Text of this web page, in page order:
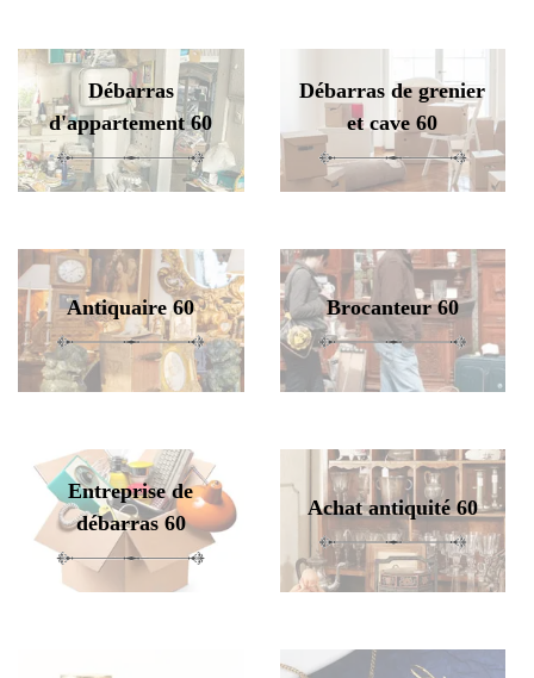
Débarras
d'appartement 60
Débarras de grenier
et cave 60
Antiquaire 60 Brocanteur 60
Entreprise de
débarras 60
Achat antiquité 60